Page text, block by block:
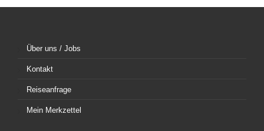
Über uns / Jobs
Kontakt
Reiseanfrage
Mein Merkzettel